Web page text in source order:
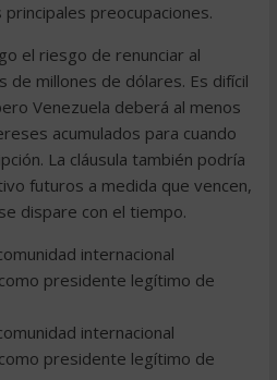
preocupaciones.
el riesgo de renunciar al
de millones de dólares. Es difícil
Venezuela deberá al menos
acumulados para cuando
La cláusula también podría
futuros a medida que vencen,
dispare con el tiempo.
internacional
presidente legítimo de
internacional
presidente legítimo de